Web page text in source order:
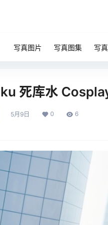
写真图片 写真图集 写
死库水
5月9日 0 6